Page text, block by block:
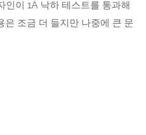
인이 1A 낙하 테스트를 통과해
은 조금 더 들지만 나중에 큰 문